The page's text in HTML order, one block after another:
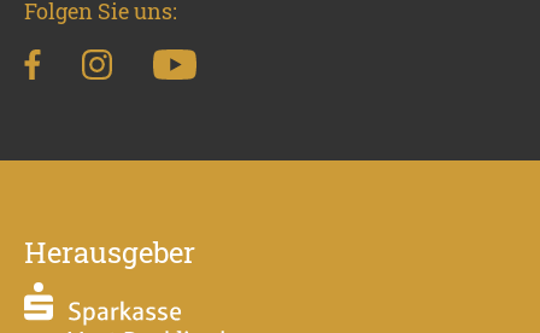
Folgen Sie uns:
Herausgeber